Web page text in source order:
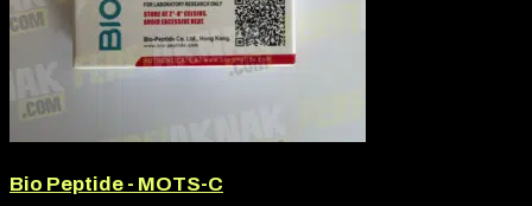
Bio Peptide - MOTS-C